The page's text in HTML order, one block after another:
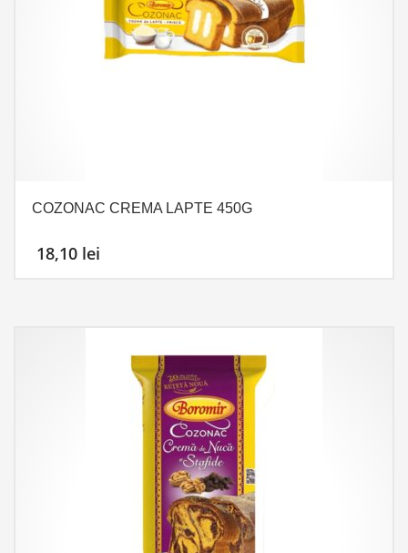
COZONAC CREMA LAPTE 450G
18,10 lei